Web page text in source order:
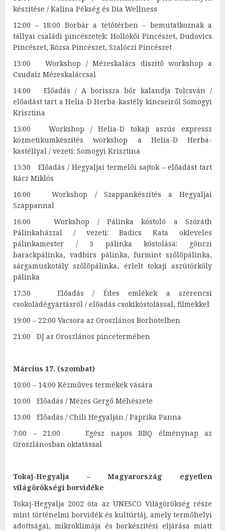
készítése / Kalina Pékség és Dia Wellness
12:00 – 18:00 Borbár a tetőtérben – bemutatkoznak a
tállyai családi pincészetek: Hollókői Pincészet, Dudovics
Pincészet, Rózsa Pincészet, Szalóczi Pincészet
13:00 Workshop / Mézeskalács díszítő workshop a
Csudaíz Mézeskaláccsal
14:00 Előadás / A borissza bőr kalandja Tolcsván /
előadást tart a Helia-D Herba-kastély kincseiről Somogyi
Krisztina
15:00 Workshop / Helia-D tokaji aszús expressz
kozmetikumkészítés workshop a Helia-D Herba-
kastéllyal / vezeti: Somogyi Krisztina
15:30 Előadás / Hegyaljai termelői sajtok – előadást tart
Rácz Miklós
16:00 Workshop / Szappankészítés a Hegyaljai
Szappannal
16:00 Workshop / Pálinka kóstoló a Szóráth
Pálinkaházzal / vezeti: Badics Kata okleveles
pálinkamester / 5 pálinka kóstolása: gönczi
barackpálinka, vadbirs pálinka, furmint szőlőpálinka,
sárgamuskotály szőlőpálinka, érlelt tokaji aszútörköly
pálinka
17:30 Előadás / Édes emlékek a szerencsi
csokoládégyártásról / előadás csokikóstolással, filmekkel
19:00 – 22:00 Vacsora az Oroszlános Borhotelben
21:00 DJ az Oroszlános pincetermében
Március 17. (szombat)
10:00 – 14:00 Kézműves termékek vására
10:00 Előadás / Mézes Gergő Méhészete
13:00 Előadás / Chili Hegyalján / Paprika Panna
7:00 – 21:00 Egész napos BBQ élménynap az
Oroszlánosban oktatással
Tokaj-Hegyalja – Magyarország egyetlen
világörökségi borvidéke
Tokaj-Hegyalja 2002 óta az UNESCO Világörökség része
mint történelmi borvidék és kultúrtáj, amely termőhelyi
adottságai, mikroklímája és borkészítési eljárása miatt